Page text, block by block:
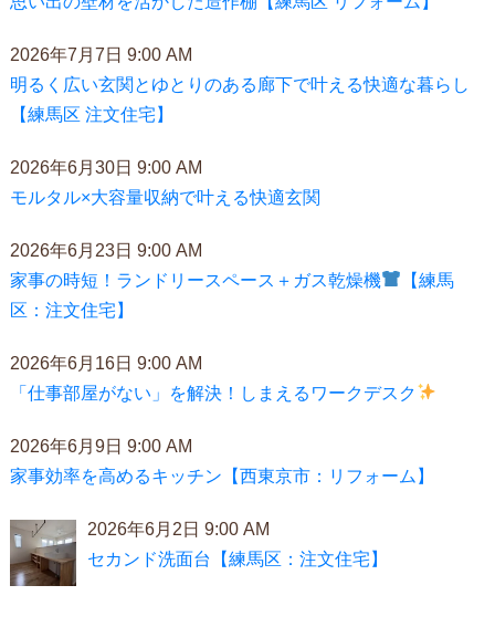
2026年7月7日 9:00 AM
明るく広い玄関とゆとりのある廊下で叶える快適な暮らし
【練馬区 注文住宅】
2026年6月30日 9:00 AM
モルタル×大容量収納で叶える快適玄関
2026年6月23日 9:00 AM
家事の時短！ランドリースペース＋ガス乾燥機
【練馬
区：注文住宅】
2026年6月16日 9:00 AM
「仕事部屋がない」を解決！しまえるワークデスク
2026年6月9日 9:00 AM
家事効率を高めるキッチン【西東京市：リフォーム】
2026年6月2日 9:00 AM
セカンド洗面台【練馬区：注文住宅】